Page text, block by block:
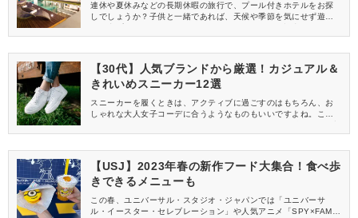
連休や夏休みなどの長期休暇の旅行で、プール付きホテルをお探
しでしょうか？子供と一緒であれば、天候や季節を気にせず遊べ
西の子連れで楽しめるプール付きホテルを屋外・屋内別にご紹
テルなどもピックアップしています。
【30代】人気ブランドから厳選！カジュアル＆
きれいめスニーカー12選
スニーカーを履くときは、アクティブに過ごすのはもちろん、お
しゃれな大人女子コーデに合うようなものもいいですよね。ここ
ランドから、ランニング・ウォーキングに適したカジュアル＆ス
ト。シーンごとに使い分けるのもおすすめですよ。
【USJ】2023年春の新作フード大集合！食べ歩
きできるメニューも
この春、ユニバーサル・スタジオ・ジャパンでは「ユニバーサ
ル・イースター・セレブレーション」や人気アニメ「SPY×FAMIL